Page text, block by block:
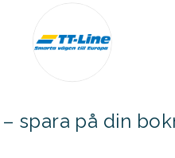
REA - Få upp till
Kolla in alla aktuella
spara på din